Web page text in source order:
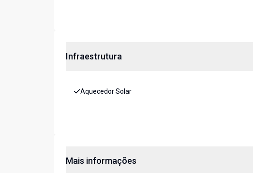
Infraestrutura
Aquecedor Solar
Mais informações